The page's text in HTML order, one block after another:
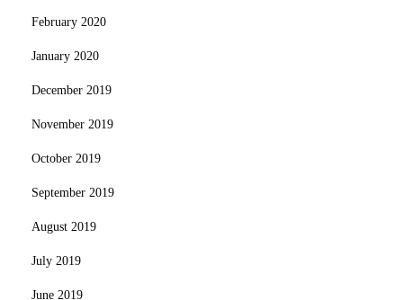
February 2020
January 2020
December 2019
November 2019
October 2019
September 2019
August 2019
July 2019
June 2019